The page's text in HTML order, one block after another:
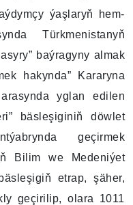
ýaşlaryň hem-
Türkmenistanyň
baýragyny almak
hakynda” Kararyna
yglan edilen
bäsleşiginiň döwlet
geçirmek
Bilim we Medeniýet
etrap, şäher,
geçirilip, olara 1011